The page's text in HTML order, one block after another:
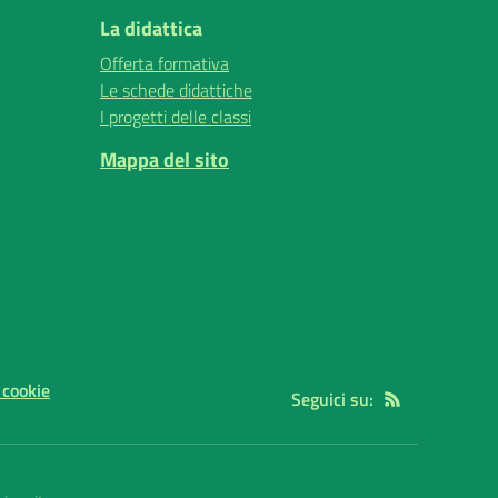
La didattica
Offerta formativa
Le schede didattiche
I progetti delle classi
Mappa del sito
Seguici su: